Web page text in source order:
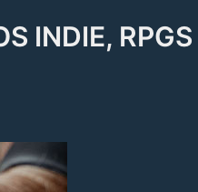
INDIE, RPGS